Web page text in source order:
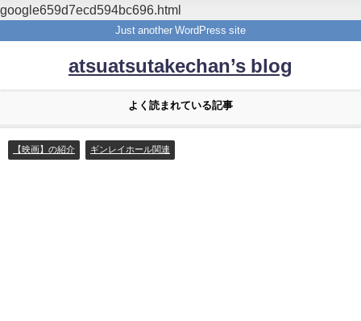
google659d7ecd594bc696.html
Just another WordPress site
atsuatsutakechan’s blog
よく読まれている記事
【映画】の紹介 ギンレイホール関連